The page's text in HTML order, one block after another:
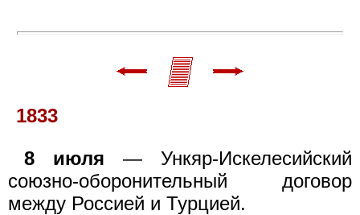
1833
8 июля — Ункяр-Искелесийский
союзно-оборонительный договор
между Россией и Турцией.